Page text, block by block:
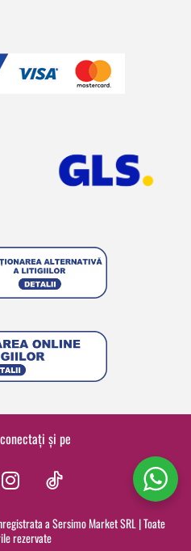
și pe
I
s
t
a Sersimo Market SRL | Toate
rezervate